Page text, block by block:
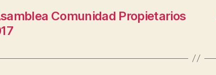
Comunidad Propietarios